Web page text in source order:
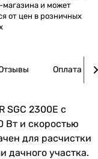
магазина и может
от цен в розничных
Оплата
SGC 2300E с
Вт и скоростью
для расчистки
дачного участка.